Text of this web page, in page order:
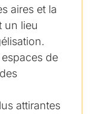
aires et la
un lieu
de
attirantes